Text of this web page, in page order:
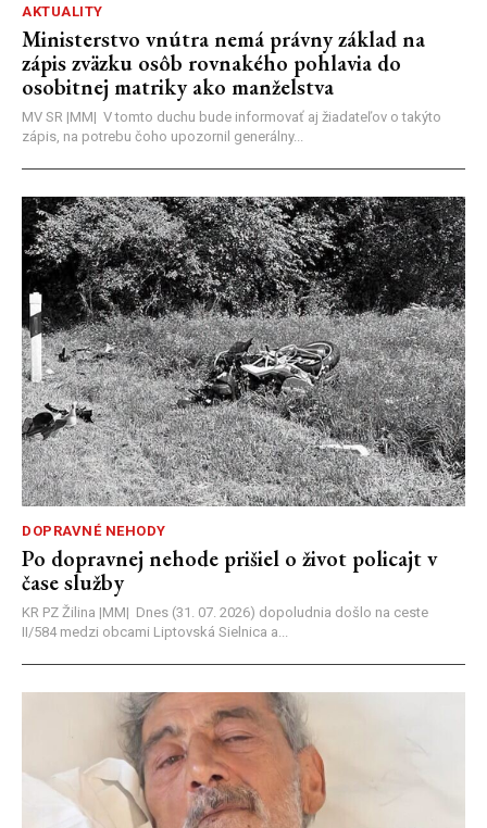
AKTUALITY
Ministerstvo vnútra nemá právny základ na
zápis zväzku osôb rovnakého pohlavia do
osobitnej matriky ako manželstva
MV SR |MM| V tomto duchu bude informovať aj žiadateľov o takýto
zápis, na potrebu čoho upozornil generálny...
DOPRAVNÉ NEHODY
Po dopravnej nehode prišiel o život policajt v
čase služby
KR PZ Žilina |MM| Dnes (31. 07. 2026) dopoludnia došlo na ceste
II/584 medzi obcami Liptovská Sielnica a...